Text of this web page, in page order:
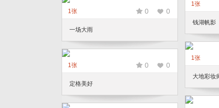
1张
钱湖帆影
1张 0 0
一场大雨
1张
大地彩妆
1张 0 0
定格美好